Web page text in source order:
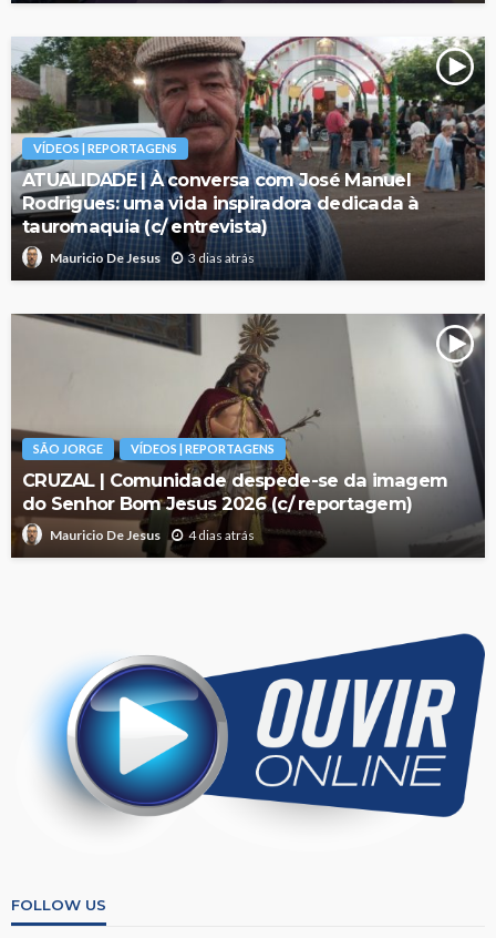
VÍDEOS | REPORTAGENS
ATUALIDADE | À conversa com José Manuel
Rodrigues: uma vida inspiradora dedicada à
tauromaquia (c/ entrevista)
Mauricio De Jesus 3 dias atrás
SÃO JORGE VÍDEOS | REPORTAGENS
CRUZAL | Comunidade despede-se da imagem
do Senhor Bom Jesus 2026 (c/ reportagem)
Mauricio De Jesus 4 dias atrás
FOLLOW US